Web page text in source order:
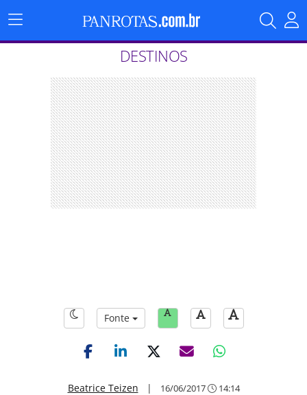
Menu
Principal
DESTINOS
Fonte
Beatrice Teizen | 16/06/2017 14:14